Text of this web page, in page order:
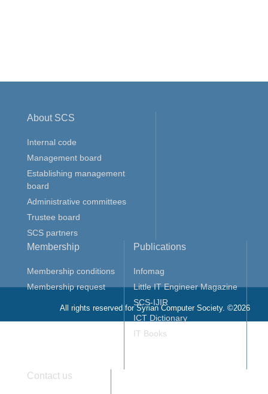
About SCS
Internal code
Management board
Establishing management
board
Administrative committees
Trustee board
SCS partners
Membership
Membership conditions
Membership request
Publications
Infomag
Little IT Engineer Magazine
SCS-IJIR
ICT Dictionary
IT Books
Contact us
All rights reserved for Syrian Computer Society. ©2026